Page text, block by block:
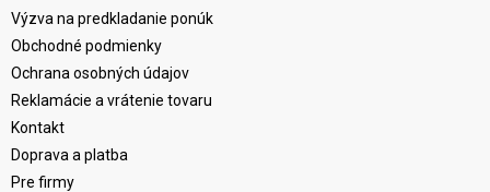
Výzva na predkladanie ponúk
Obchodné podmienky
Ochrana osobných údajov
Reklamácie a vrátenie tovaru
Kontakt
Doprava a platba
Pre firmy